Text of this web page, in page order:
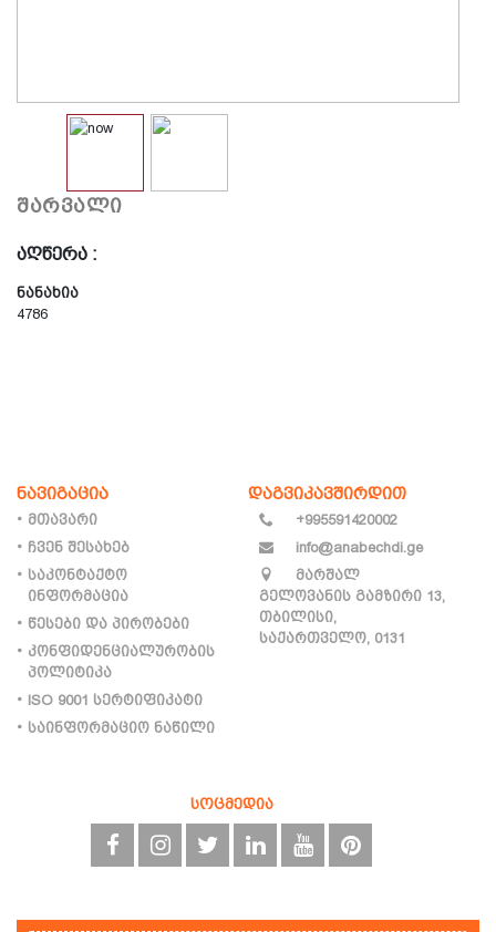
შარვალი
აღწერა :
ნანახია
4786
ნავიგაცია
მთავარი
ჩვენ შესახებ
საკონტაქტო
ინფორმაცია
წესები და პირობები
კონფიდენციალურობის
პოლიტიკა
ISO 9001 სერტიფიკატი
საინფორმაციო ნაწილი
დაგვიკავშირდით
+995591420002
info@anabechdi.ge
მარშალ
გელოვანის გამზირი 13,
თბილისი,
საქართველო, 0131
სოცმედია